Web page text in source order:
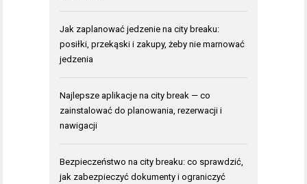
Jak zaplanować jedzenie na city breaku:
posiłki, przekąski i zakupy, żeby nie marnować
jedzenia
Najlepsze aplikacje na city break — co
zainstalować do planowania, rezerwacji i
nawigacji
Bezpieczeństwo na city breaku: co sprawdzić,
jak zabezpieczyć dokumenty i ograniczyć